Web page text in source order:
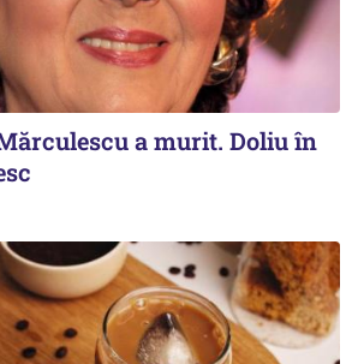
a murit. Doliu în